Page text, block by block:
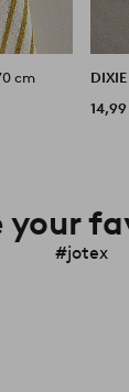
cm
DIXIE
14,99
your
#jotex